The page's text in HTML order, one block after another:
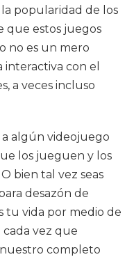
popularidad de los
que estos juegos
no es un mero
con el
a veces incluso
algún videojuego
los jueguen y los
bien tal vez seas
desazón de
tu vida por medio de
cada vez que
nuestro completo